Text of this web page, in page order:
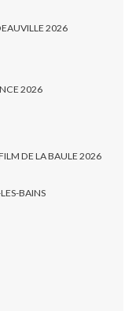
2026
2026
DE LA BAULE 2026
BAINS